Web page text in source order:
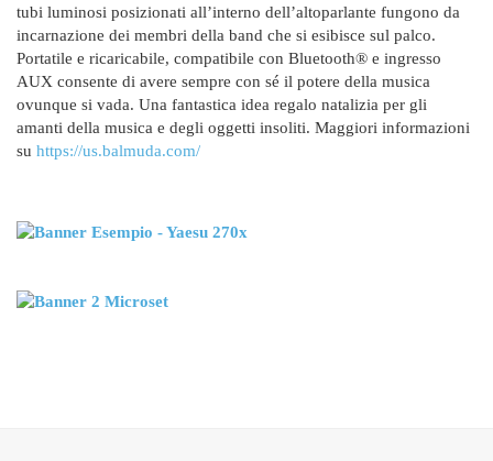
tubi luminosi posizionati all’interno dell’altoparlante fungono da
incarnazione dei membri della band che si esibisce sul palco.
Portatile e ricaricabile, compatibile con Bluetooth® e ingresso
AUX consente di avere sempre con sé il potere della musica
ovunque si vada. Una fantastica idea regalo natalizia per gli
amanti della musica e degli oggetti insoliti. Maggiori informazioni
su https://us.balmuda.com/